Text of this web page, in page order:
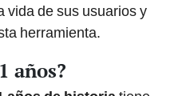
vida de sus usuarios y
herramienta.
años?